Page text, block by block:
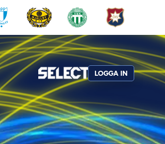
LOGGA IN